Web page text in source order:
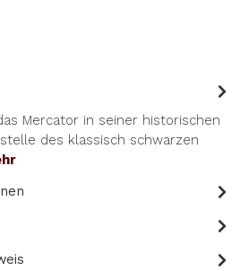
Mercator in seiner historischen
des klassisch schwarzen